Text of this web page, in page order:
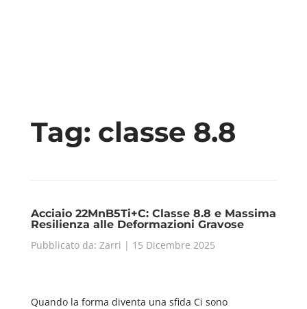
Tag: classe 8.8
Acciaio 22MnB5Ti+C: Classe 8.8 e Massima
Resilienza alle Deformazioni Gravose
Pubblicato da: Zarri | 15 Dicembre 2025
Quando la forma diventa una sfida Ci sono